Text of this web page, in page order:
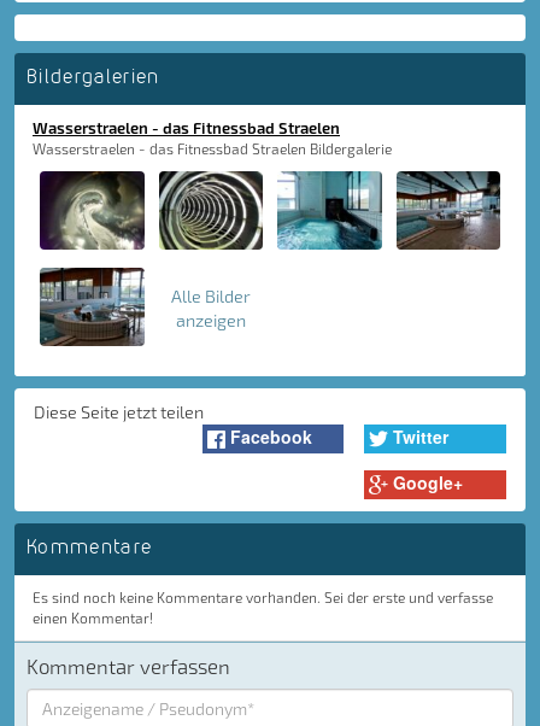
Bildergalerien
Wasserstraelen - das Fitnessbad Straelen
Wasserstraelen - das Fitnessbad Straelen Bildergalerie
Alle Bilder
anzeigen
Diese Seite jetzt teilen
Facebook
Twitter
Google+
Kommentare
Es sind noch keine Kommentare vorhanden. Sei der erste und verfasse
einen Kommentar!
Kommentar verfassen